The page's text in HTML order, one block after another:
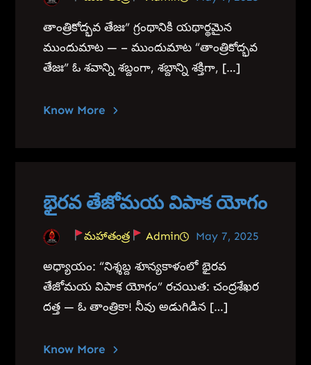
తాంత్రికోద్భవ తేజః” గ్రంథానికి యథార్థమైన
ముందుమాట — – ముందుమాట “తాంత్రికోద్భవ
తేజః” ఓ శవాన్ని శబ్దంగా, శబ్దాన్ని శక్తిగా, […]
Know More
భైరవ తేజోమయ విపాక యోగం
మహాతంత్ర Admin May 7, 2025
అధ్యాయం: “నిశ్శబ్ద శూన్యకాళంలో భైరవ
తేజోమయ విపాక యోగం” రచయిత: చంద్రశేఖర
దత్త — ఓ తాంత్రికా! నీవు అడుగిడిన […]
Know More